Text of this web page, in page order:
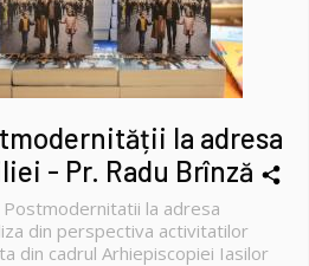
la adresa
- Pr. Radu Brînză
la adresa
din perspectiva activitatilor
din cadrul Arhiepiscopiei Iasilor